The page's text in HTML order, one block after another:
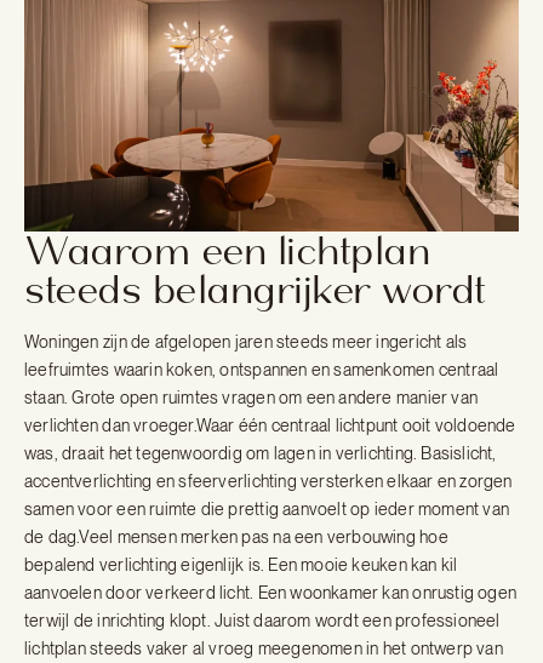
Waarom een lichtplan
steeds belangrijker wordt
Woningen zijn de afgelopen jaren steeds meer ingericht als
leefruimtes waarin koken, ontspannen en samenkomen centraal
staan. Grote open ruimtes vragen om een andere manier van
verlichten dan vroeger.Waar één centraal lichtpunt ooit voldoende
was, draait het tegenwoordig om lagen in verlichting. Basislicht,
accentverlichting en sfeerverlichting versterken elkaar en zorgen
samen voor een ruimte die prettig aanvoelt op ieder moment van
de dag.Veel mensen merken pas na een verbouwing hoe
bepalend verlichting eigenlijk is. Een mooie keuken kan kil
aanvoelen door verkeerd licht. Een woonkamer kan onrustig ogen
terwijl de inrichting klopt. Juist daarom wordt een professioneel
lichtplan steeds vaker al vroeg meegenomen in het ontwerp van